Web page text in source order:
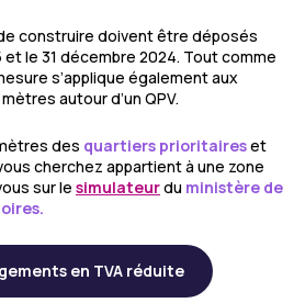
construire doivent être déposés
et le 31 décembre 2024. Tout comme
s’applique également aux
autour d’un QPV.
des quartiers prioritaireset
cherchez appartient à une zone
sur le simulateurdu ministère de
en TVA réduite